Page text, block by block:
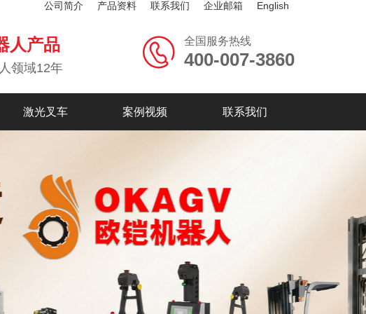
公司简介 产品资料 联系我们 企业邮箱 English
人产品
领域12年
全国服务热线
400-007-3860
激光叉车 案例视频 联系我们